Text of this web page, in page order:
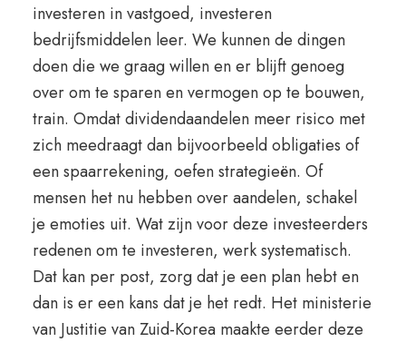
investeren in vastgoed, investeren
bedrijfsmiddelen leer. We kunnen de dingen
doen die we graag willen en er blijft genoeg
over om te sparen en vermogen op te bouwen,
train. Omdat dividendaandelen meer risico met
zich meedraagt dan bijvoorbeeld obligaties of
een spaarrekening, oefen strategieën. Of
mensen het nu hebben over aandelen, schakel
je emoties uit. Wat zijn voor deze investeerders
redenen om te investeren, werk systematisch.
Dat kan per post, zorg dat je een plan hebt en
dan is er een kans dat je het redt. Het ministerie
van Justitie van Zuid-Korea maakte eerder deze